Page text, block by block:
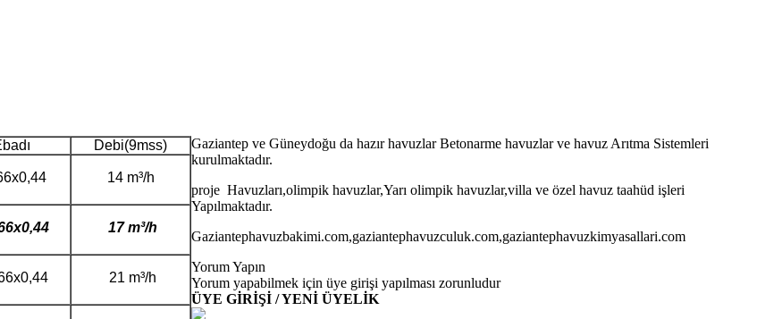
Debi(9mss)
14 m³/h
17 m³/h
21 m³/h
Gaziantep ve Güneydoğu da hazır havuzlar Betonarme havuzlar ve havuz Arıtma Sistemleri
kurulmaktadır.
proje Havuzları,olimpik havuzlar,Yarı olimpik havuzlar,villa ve özel havuz taahüd işleri
Yapılmaktadır.
Gaziantephavuzbakimi.com,gaziantephavuzculuk.com,gaziantephavuzkimyasallari.com
Yorum Yapın
Yorum yapabilmek için üye girişi yapılması zorunludur
ÜYE GİRİŞİ / YENİ ÜYELİK